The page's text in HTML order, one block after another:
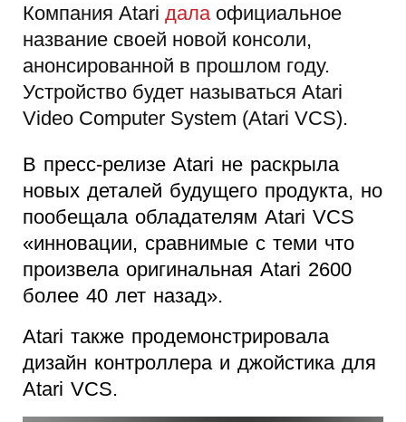
Компания Atari дала официальное
название своей новой консоли,
анонсированной в прошлом году.
Устройство будет называться Atari
Video Computer System (Atari VCS).
В пресс-релизе Atari не раскрыла
новых деталей будущего продукта, но
пообещала обладателям Atari VCS
«инновации, сравнимые с теми что
произвела оригинальная Atari 2600
более 40 лет назад».
Atari также продемонстрировала
дизайн контроллера и джойстика для
Atari VCS.